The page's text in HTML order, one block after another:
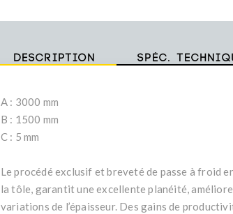
Description Spéc.
A : 3000 mm
B : 1500 mm
C : 5 mm
Le procédé exclusif et breveté de passe à froid
la tôle, garantit une excellente planéité,
variations de l’épaisseur. Des gains de